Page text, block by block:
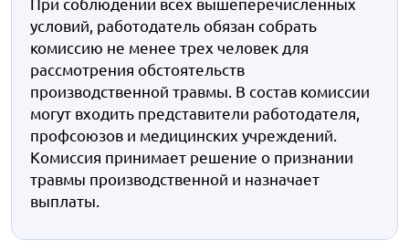
условий, работодатель обязан собрать
комиссию не менее трех человек для
рассмотрения обстоятельств
производственной травмы. В состав комиссии
могут входить представители работодателя,
профсоюзов и медицинских учреждений.
Комиссия принимает решение о признании
травмы производственной и назначает
выплаты.